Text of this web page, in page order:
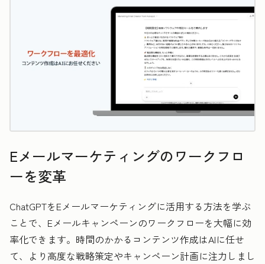
Eメールマーケティングのワークフロ
ーを変革
ChatGPTをEメールマーケティングに活用する方法を学ぶ
ことで、Eメールキャンペーンのワークフローを大幅に効
率化できます。時間のかかるコンテンツ作成はAIに任せ
て、より高度な戦略策定やキャンペーン計画に注力しまし